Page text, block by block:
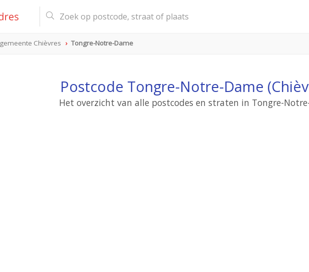
gemeente Chièvres Tongre-Notre-Dame
Postcode Tongre-Notre-Dame
Het overzicht van alle postcodes en straten in Tongre-